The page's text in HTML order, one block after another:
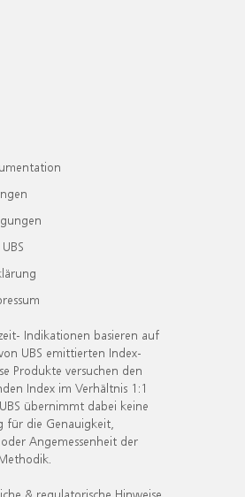
Indikationen basieren auf
UBS emittierten Index-
Produkte versuchen den
Index im Verhältnis 1:1
übernimmt dabei keine
für die Genauigkeit,
Angemessenheit der